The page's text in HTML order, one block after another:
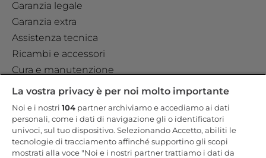
Garanzia legale
Garanzia extra
Assistenza tecnica
Ricambi e accessori
Cura e manutenzione
Resta in Contatto
Iscriviti Ora
La vostra privacy è per noi molto importante
Noi e i nostri 104 partner archiviamo e accediamo ai dati
personali, come i dati di navigazione gli o identificatori
univoci, sul tuo dispositivo. Selezionando Accetto, abiliti le
tecnologie di tracciamento affinché supportino gli scopi
mostrati alla voce "Noi e i nostri partner trattiamo i dati da